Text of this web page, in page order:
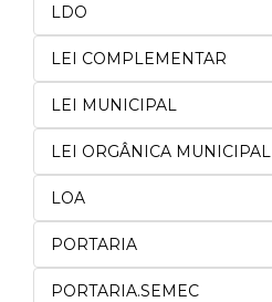
LDO
LEI COMPLEMENTAR
LEI MUNICIPAL
LEI ORGÂNICA MUNICIPAL
LOA
PORTARIA
PORTARIA.SEMEC